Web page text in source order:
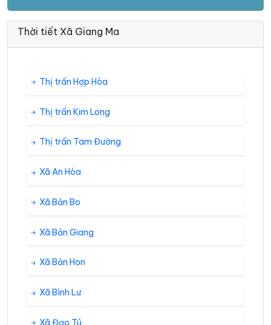
Thời tiết Xã Giang Ma
Thị trấn Hợp Hòa
Thị trấn Kim Long
Thị trấn Tam Đường
Xã An Hòa
Xã Bản Bo
Xã Bản Giang
Xã Bản Hon
Xã Bình Lư
Xã Đạo Tú